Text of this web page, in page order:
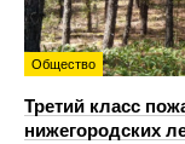
Общество
Третий класс
нижегородских